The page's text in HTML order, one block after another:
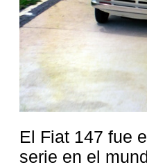
El Fiat 147 fue
serie en el